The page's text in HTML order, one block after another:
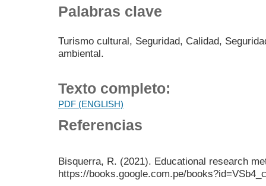
Palabras clave
Turismo cultural, Seguridad, Calidad,
ambiental.
Texto completo:
PDF (ENGLISH)
Referencias
Bisquerra, R. (2021). Educational research
https://books.google.com.pe/